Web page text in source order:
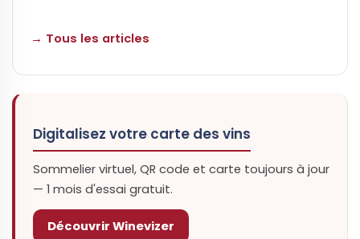
→ Tous les articles
Digitalisez votre carte des vins
Sommelier virtuel, QR code et carte toujours à jour
— 1 mois d'essai gratuit.
Découvrir Winevizer